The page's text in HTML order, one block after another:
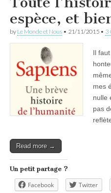
espèce, et
by Le Monde et Nous • 21/11/2015 • 3
Il
mes
nulle
pas
Read more →
Un petit partage ?
Facebook Twitter